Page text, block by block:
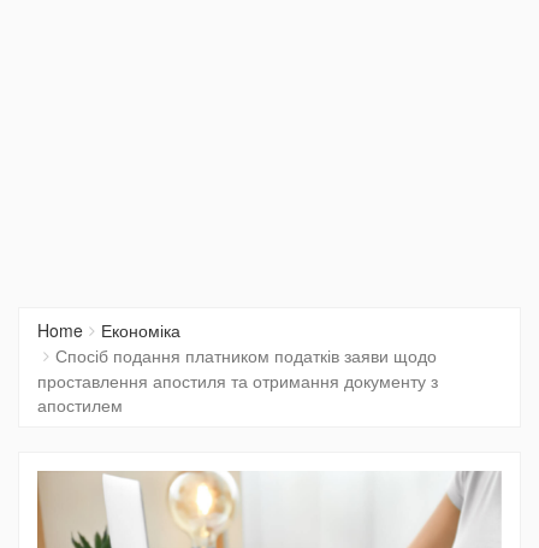
Home
Економіка
Спосіб подання платником податків заяви щодо
проставлення апостиля та отримання документу з
апостилем